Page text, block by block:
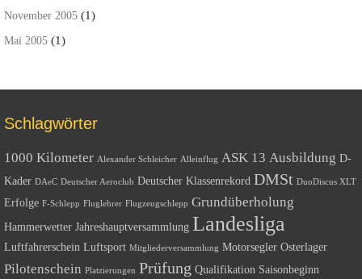
November 2005 (1)
Mai 2005 (1)
Schlagwörter
1000 Kilometer Alexander Schleicher Alleinflug ASK 13 Ausbildung D-
Kader DAeC Deutscher Aeroclub Deutscher Klassenrekord DMSt DuoDiscus XLT
Erfolge F-Schlepp Fluglehrer Flugzeugschlepp Grundüberholung
Hammerwetter Jahreshauptversammlung Landesliga
Luftfahrerschein Luftsport Mitgliederversammlung Motorsegler Osterlager
Pilotenschein Platzierungen Prüfung Qualifikation Saisonbeginn